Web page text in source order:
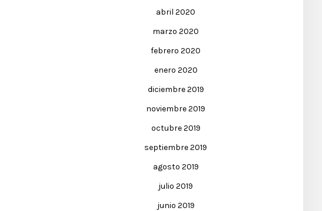
abril 2020
marzo 2020
febrero 2020
enero 2020
diciembre 2019
noviembre 2019
octubre 2019
septiembre 2019
agosto 2019
julio 2019
junio 2019